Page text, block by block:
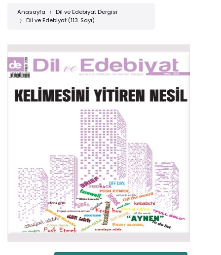
Anasayfa
Dil ve Edebiyat Dergisi
Dil ve Edebiyat (113. Sayı)